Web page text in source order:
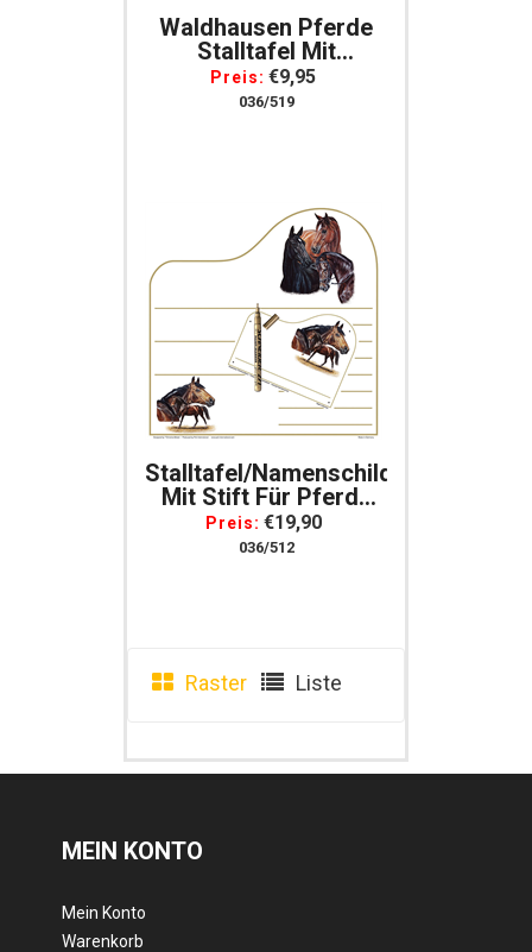
Waldhausen Pferde
Stalltafel Mit
Tafelstift Und 2
Magneten Aus
Preis: €9,95
036/519
Stalltafel/Namenschild
Mit Stift Für Pferde
Warmblut
Preis: €19,90
036/512
Raster Liste
MEIN KONTO
Mein Konto
Warenkorb